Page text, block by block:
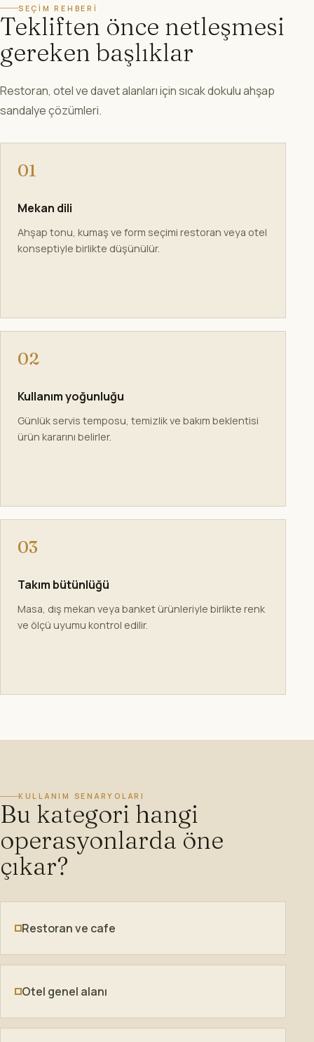
SEÇIM REHBERI
Tekliften önce netleşmesi
gereken başlıklar
Restoran, otel ve davet alanları için sıcak dokulu ahşap
sandalye çözümleri.
01
Mekan dili
Ahşap tonu, kumaş ve form seçimi restoran veya otel
konseptiyle birlikte düşünülür.
02
Kullanım yoğunluğu
Günlük servis temposu, temizlik ve bakım beklentisi
ürün kararını belirler.
03
Takım bütünlüğü
Masa, dış mekan veya banket ürünleriyle birlikte renk
ve ölçü uyumu kontrol edilir.
KULLANIM SENARYOLARI
Bu kategori hangi
operasyonlarda öne
çıkar?
Restoran ve cafe
Otel genel alanı